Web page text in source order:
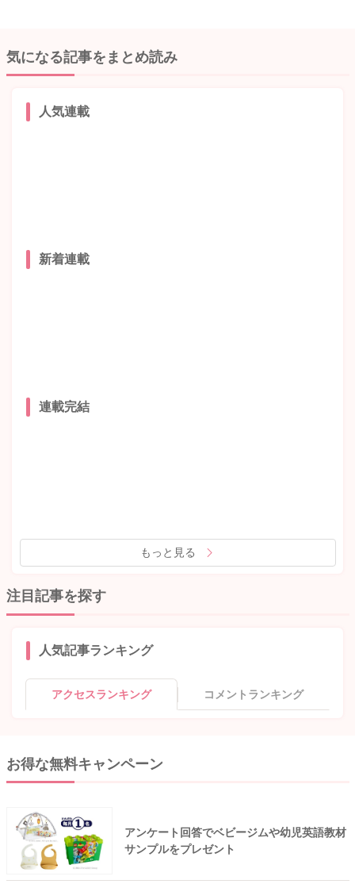
気になる記事をまとめ読み
人気連載
新着連載
連載完結
もっと見る
注目記事を探す
人気記事ランキング
アクセスランキング コメントランキング
お得な無料キャンペーン
アンケート回答でベビージムや幼児英語教材
サンプルをプレゼント